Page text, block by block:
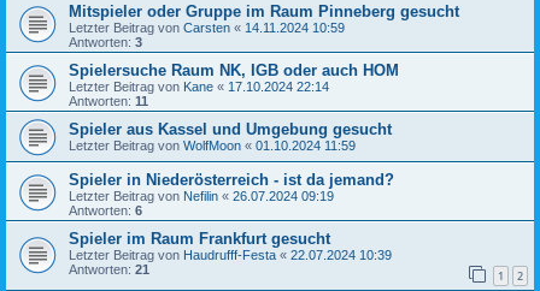
Mitspieler oder Gruppe im Raum Pinneberg gesucht
Letzter Beitrag von Carsten « 14.11.2024 10:59
Antworten: 3
Spielersuche Raum NK, IGB oder auch HOM
Letzter Beitrag von Kane « 17.10.2024 22:14
Antworten: 11
Spieler aus Kassel und Umgebung gesucht
Letzter Beitrag von WolfMoon « 01.10.2024 11:59
Spieler in Niederösterreich - ist da jemand?
Letzter Beitrag von Nefilin « 26.07.2024 09:19
Antworten: 6
Spieler im Raum Frankfurt gesucht
Letzter Beitrag von Haudrufff-Festa « 22.07.2024 10:39
Antworten: 21 1 2